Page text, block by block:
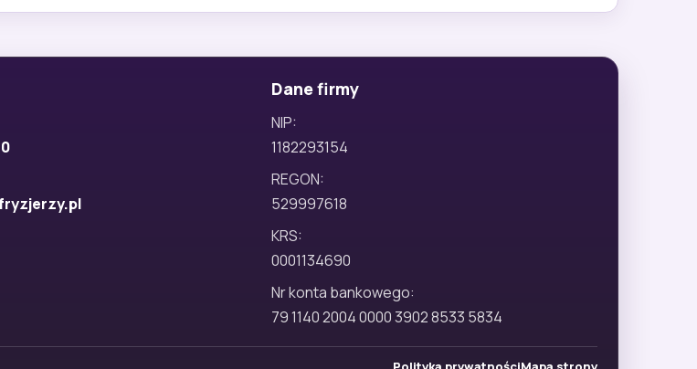
Dane firmy
NIP:
1182293154
REGON:
529997618
KRS:
0001134690
Nr konta bankowego:
79 1140 2004 0000 3902 8533 5834